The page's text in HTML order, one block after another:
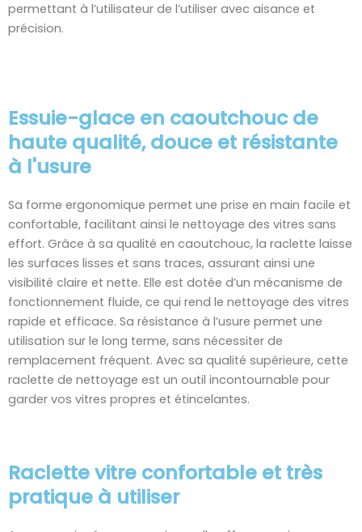
permettant à l’utilisateur de l’utiliser avec aisance et
précision.
Essuie-glace en caoutchouc de
haute qualité, douce et résistante
à l'usure
Sa forme ergonomique permet une prise en main facile et
confortable, facilitant ainsi le nettoyage des vitres sans
effort. Grâce à sa qualité en caoutchouc, la raclette laisse
les surfaces lisses et sans traces, assurant ainsi une
visibilité claire et nette. Elle est dotée d’un mécanisme de
fonctionnement fluide, ce qui rend le nettoyage des vitres
rapide et efficace. Sa résistance à l’usure permet une
utilisation sur le long terme, sans nécessiter de
remplacement fréquent. Avec sa qualité supérieure, cette
raclette de nettoyage est un outil incontournable pour
garder vos vitres propres et étincelantes.
Raclette vitre confortable et très
pratique à utiliser